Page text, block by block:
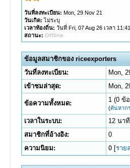
วันที่ลงทะเบียน: Mon, 29 Nov 21
วันเกิด: ไม่ระบุ
เวลาท้องถิ่น: วันที่ Fri, 07 Aug 26 เวลา 11:41
สถานะ: Offline
ข้อมูลสมาชิกของ riceexporters
วันที่ลงทะเบียน:
Mon,
เข้าชมล่าสุด:
Mon,
ข้อความทั้งหมด: 1 (0 ข้
(ค้นหาก
เวลาในระบบ:
12 นาที
สมาชิกที่อ้างอิง:
0
ความนิยม:
0[ราย